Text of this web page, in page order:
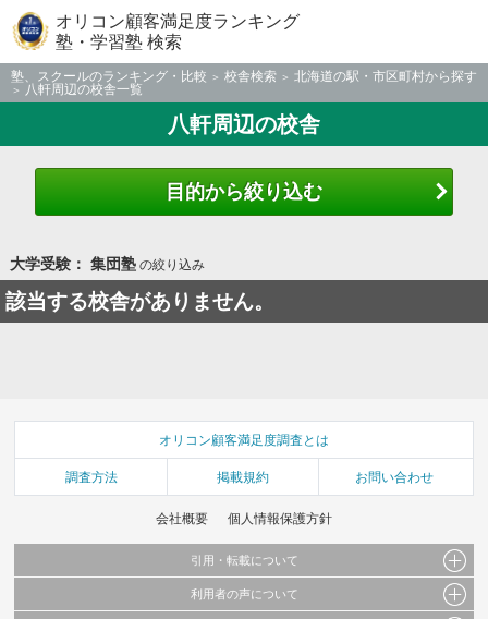
オリコン顧客満足度ランキング
塾・学習塾 検索
塾、スクールのランキング・比較 校舎検索
北海道の駅・市区町村から探す
八軒周辺の校舎一覧
八軒周辺の校舎
目的から絞り込む
大学受験： 集団塾の絞り込み
該当する校舎がありません。
オリコン顧客満足度調査とは
調査方法 掲載規約 お問い合わせ
会社概要 個人情報保護方針
引用・転載について
当サイトで公開されている情報（文字、写真、イラスト、画像データ等）及びこれらの配
利用者の声について